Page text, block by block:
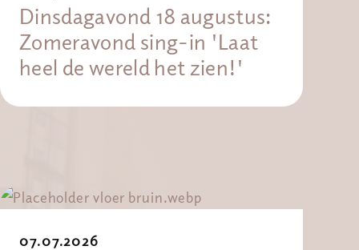
Dinsdagavond 18 augustus:
Zomeravond sing-in 'Laat
heel de wereld het zien!'
07.07.2026